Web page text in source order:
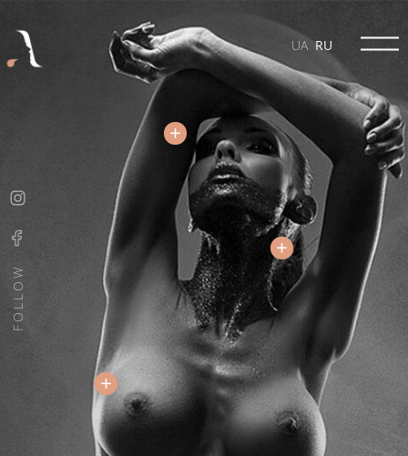
UA RU
FOLLOW